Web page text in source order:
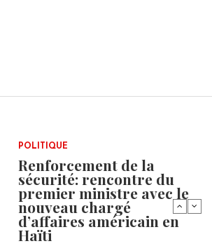
POLITIQUE
Renforcement de la
sécurité: rencontre du
premier ministre avec le
nouveau chargé
d’affaires américain en
Haïti